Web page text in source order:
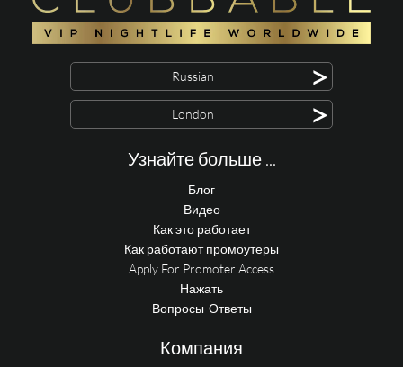
Russian >
London >
Узнайте больше ...
Блог
Видео
Как это работает
Как работают промоутеры
Apply For Promoter Access
Нажать
Вопросы-Ответы
Компания